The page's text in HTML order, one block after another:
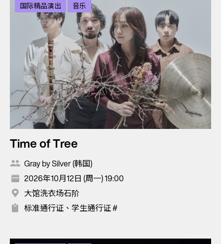
国际精品演出 音乐
Time of Tree
Gray by Silver (韩国)
2026年10月12日 (周一) 19:00
大馆洗衣场石阶
标准通行证、学生通行证 #